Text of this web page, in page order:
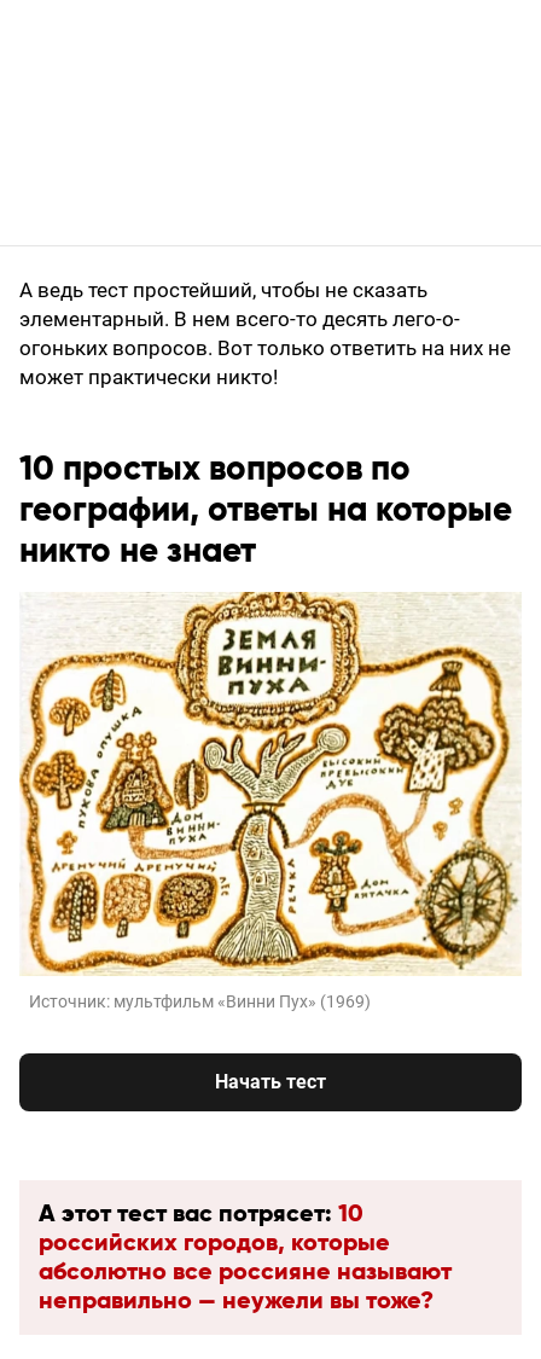
А ведь тест простейший, чтобы не сказать
элементарный. В нем всего-то десять лего-о-
огоньких вопросов. Вот только ответить на них не
может практически никто!
10 простых вопросов по
географии, ответы на которые
никто не знает
Источник: мультфильм «Винни Пух» (1969)
Начать тест
А этот тест вас потрясет: 10
российских городов, которые
абсолютно все россияне называют
неправильно — неужели вы тоже?